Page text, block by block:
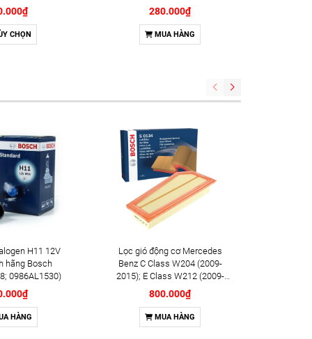
i30 1.6 (2013-
2.0 (2015-2021)
Bosch Double
CHỌN
YR6MPP332 (0242240619)
280.000₫
MUA HÀNG
H11 12V
hãng Bosch
0986AL1530)
HÀNG
Lọc gió động cơ Mercedes
Benz C Class W204 (2009-
2015); E Class W212 (2009-
2016); SLK (2011-2015) chính
hãng Bosch (F026400134)
800.000₫
MUA HÀNG